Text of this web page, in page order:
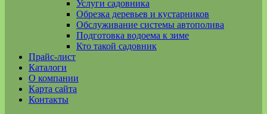
Услуги садовника
Обрезка деревьев и кустарников
Обслуживание системы автополива
Подготовка водоема к зиме
Кто такой садовник
Прайс-лист
Каталоги
О компании
Карта сайта
Контакты